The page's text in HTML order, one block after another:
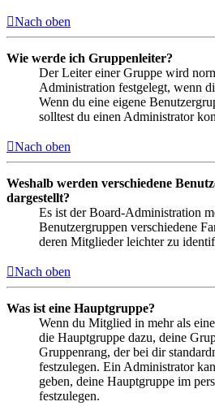
Nach oben
Wie werde ich Gruppenleiter?
Der Leiter einer Gruppe wird
Administration festgelegt, wenn
Wenn du eine eigene
solltest du einen Administrator
Nach oben
Weshalb werden verschiedene
dargestellt?
Es ist der Board-Administration
Benutzergruppen verschiedene
deren Mitglieder leichter zu
Nach oben
Was ist eine Hauptgruppe?
Wenn du Mitglied in mehr als
die Hauptgruppe dazu, deine
Gruppenrang, der bei dir
festzulegen. Ein Administrator
geben, deine Hauptgruppe im
festzulegen.